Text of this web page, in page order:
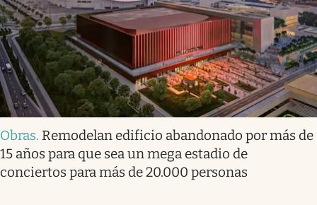
Obras. Remodelan edificio abandonado por más de
15 años para que sea un mega estadio de
conciertos para más de 20.000 personas